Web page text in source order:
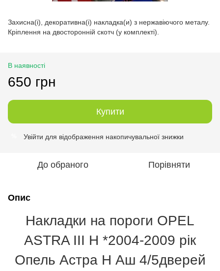
Захисна(і), декоративна(і) накладка(и) з нержавіючого металу.
Кріплення на двосторонній скотч (у комплекті).
В наявності
650 грн
Купити
Увійти для відображення накопичувальної знижки
До обраного Порівняти
Опис
Накладки на пороги OPEL
ASTRA III H *2004-2009 рік
Опель Астра Н Аш 4/5дверей